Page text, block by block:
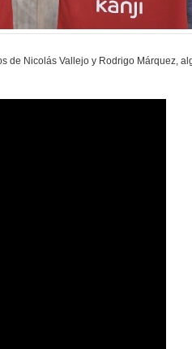
de Nicolás Vallejo y Rodrigo Márquez,